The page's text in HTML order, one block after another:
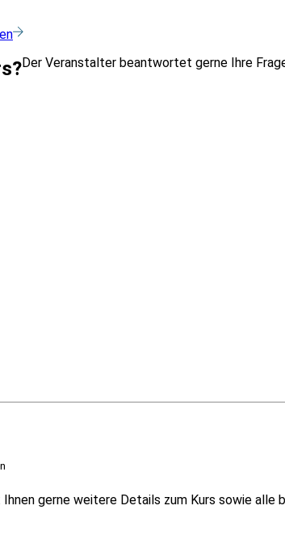
Der Veranstalter beantwortet gerne Ihre
gerne weitere Details zum Kurs sowie